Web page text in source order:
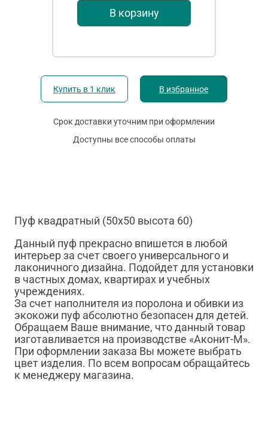
В корзину
Купить в 1 клик В избранное
Срок доставки уточним при оформлении
Доступны все способы оплаты
Пуф квадратный (50х50 высота 60)
Данный пуф прекрасно впишется в любой
интерьер за счет своего универсального и
лаконичного дизайна. Подойдет для установки
в частных домах, квартирах и учебных
учреждениях.
За счет наполнителя из поролона и обивки из
экокожи пуф абсолютно безопасен для детей.
Обращаем Ваше внимание, что данный товар
изготавливается на производстве «Аконит-М».
При оформлении заказа Вы можете выбрать
цвет изделия. По всем вопросам обращайтесь
к менеджеру магазина.